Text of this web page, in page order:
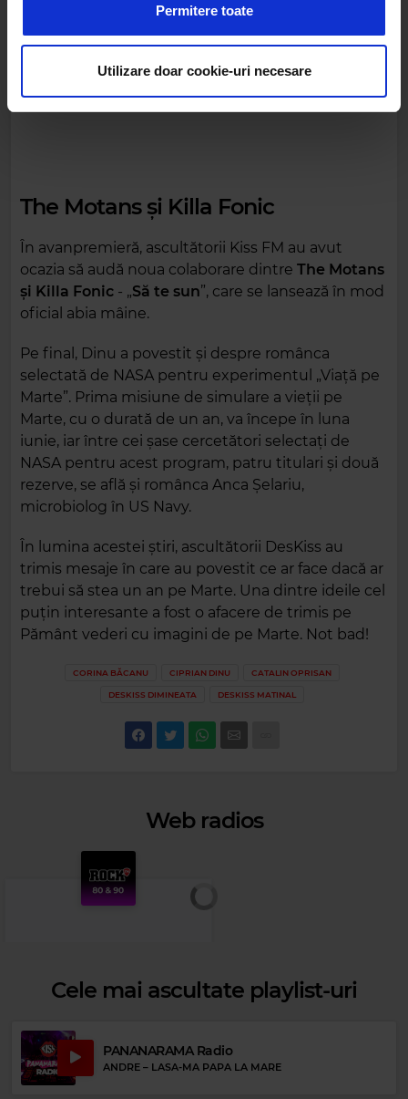
a analiza traficul. De asemenea, le oferim partenerilor de
privire la modul în care folosiți site-ul nostru. Aceștia le
pot combina cu alte informații oferite de dvs. sau culese
Permitere toate
Utilizare doar cookie-uri necesare
The Motans și Killa Fonic
În avanpremieră, ascultătorii Kiss FM au avut
ocazia să audă noua colaborare dintre The Motans
și Killa Fonic - „Să te sun”, care se lansează în mod
oficial abia mâine.
Pe final, Dinu a povestit și despre românca
selectată de NASA pentru experimentul „Viață pe
Marte”. Prima misiune de simulare a vieţii pe
Marte, cu o durată de un an, va începe în luna
iunie, iar între cei șase cercetători selectaţi de
NASA pentru acest program, patru titulari și două
rezerve, se află şi românca Anca Șelariu,
microbiolog în US Navy.
În lumina acestei știri, ascultătorii DesKiss au
trimis mesaje în care au povestit ce ar face dacă ar
trebui să stea un an pe Marte. Una dintre ideile cel
puțin interesante a fost o afacere de trimis pe
Pământ vederi cu imagini de pe Marte. Not bad!
CORINA BĂCANU CIPRIAN DINU CATALIN OPRISAN
DESKISS DIMINEATA DESKISS MATINAL
Web radios
Cele mai ascultate playlist-uri
PANANARAMA Radio
ANDRE – LASA-MA PAPA LA MARE